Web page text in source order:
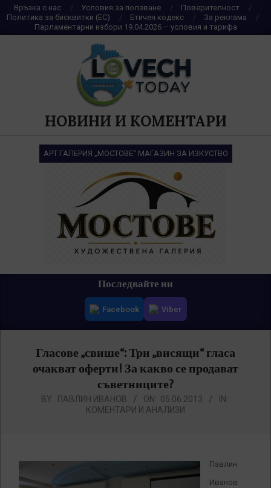
Skip
to
content
Връзка с нас Условия за ползване
Поверителност
Политика за бисквитки (ЕС)
Етичен кодекс
За реклама
Парламентарни избори 19.04.2026 – условия и тарифа
НОВИНИ И КОМЕНТАРИ
АРТ ГАЛЕРИЯ „МОСТОВЕ“ МАГАЗИН ЗА ИЗКУСТВО
Последвайте ни
Facebook Viber
Гласове „свише“: Три „висящи“ гласа
очакват оферти! За какво се продават
съветниците?
BY: ПАВЛИН ИВАНОВ ON: 05.06.2013
IN:
КОМЕНТАРИ И АНАЛИЗИ
Павлин
Иванов